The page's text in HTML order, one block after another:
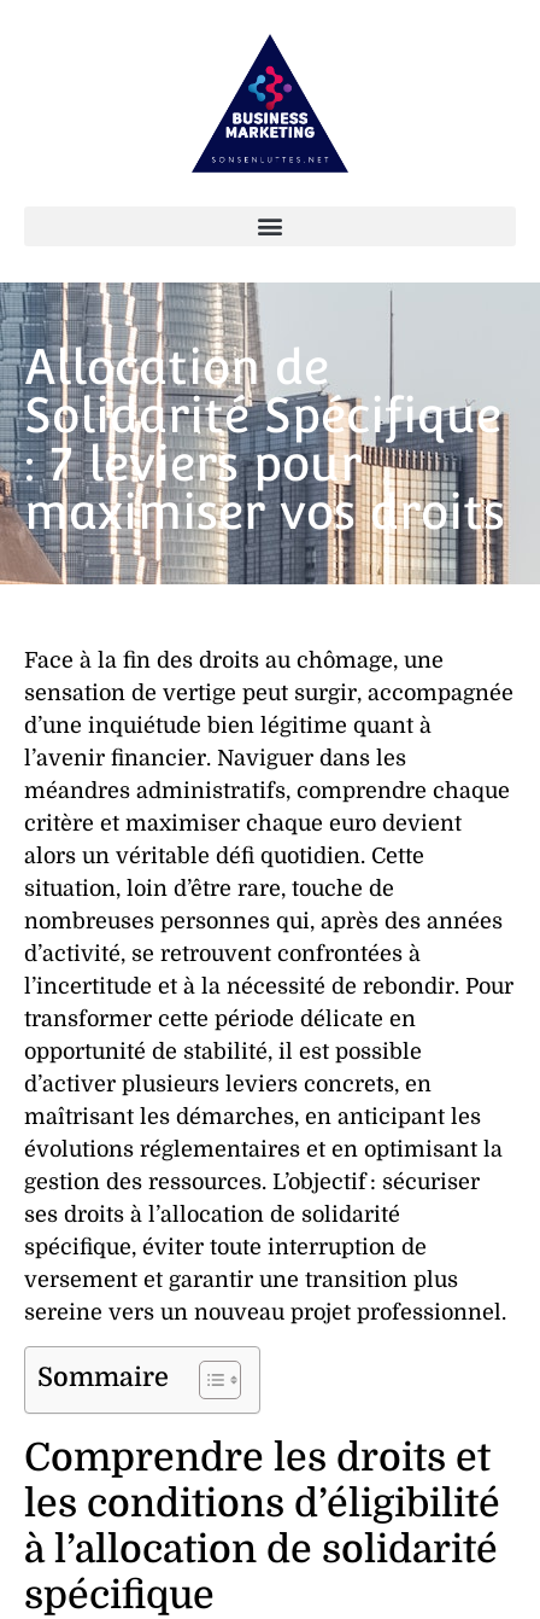
Allocation de
Solidarité Spécifique
: 7 leviers pour
maximiser vos droits
Face à la fin des droits au chômage, une
sensation de vertige peut surgir, accompagnée
d’une inquiétude bien légitime quant à
l’avenir financier. Naviguer dans les
méandres administratifs, comprendre chaque
critère et maximiser chaque euro devient
alors un véritable défi quotidien. Cette
situation, loin d’être rare, touche de
nombreuses personnes qui, après des années
d’activité, se retrouvent confrontées à
l’incertitude et à la nécessité de rebondir. Pour
transformer cette période délicate en
opportunité de stabilité, il est possible
d’activer plusieurs leviers concrets, en
maîtrisant les démarches, en anticipant les
évolutions réglementaires et en optimisant la
gestion des ressources. L’objectif : sécuriser
ses droits à l’allocation de solidarité
spécifique, éviter toute interruption de
versement et garantir une transition plus
sereine vers un nouveau projet professionnel.
Sommaire
Comprendre les droits et
les conditions d’éligibilité
à l’allocation de solidarité
spécifique